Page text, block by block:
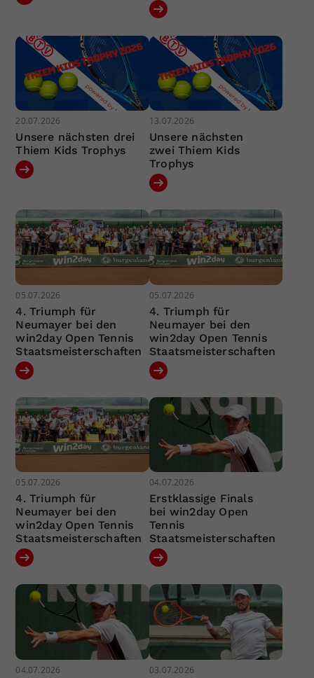
20.07.2026
Unsere nächsten drei
Thiem Kids Trophys
13.07.2026
Unsere nächsten
zwei Thiem Kids
Trophys
05.07.2026
4. Triumph für
Neumayer bei den
win2day Open Tennis
Staatsmeisterschaften
05.07.2026
4. Triumph für
Neumayer bei den
win2day Open Tennis
Staatsmeisterschaften
05.07.2026
4. Triumph für
Neumayer bei den
win2day Open Tennis
Staatsmeisterschaften
04.07.2026
Erstklassige Finals
bei win2day Open
Tennis
Staatsmeisterschaften
04.07.2026 03.07.2026